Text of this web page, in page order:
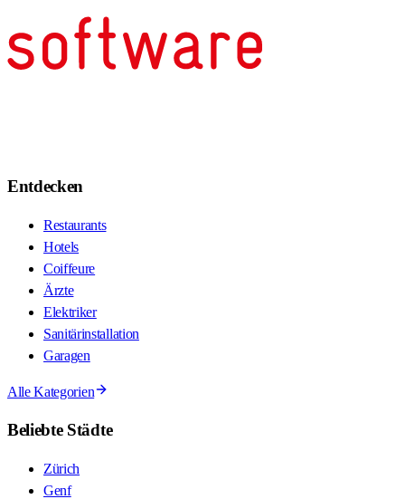
Entdecken
Restaurants
Hotels
Coiffeure
Ärzte
Elektriker
Sanitärinstallation
Garagen
Alle Kategorien
Beliebte Städte
Zürich
Genf